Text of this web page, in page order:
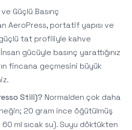
Güçlü Basınç
AeroPress, portatif yapısı ve
tat profiliyle kahve
gücüyle basınç yarattığınız
fincana geçmesini büyük
Stili)? Normalden çok daha
20 gram ince öğütülmüş
ml sıcak su). Suyu döktükten